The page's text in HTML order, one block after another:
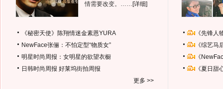
情需要改变。…… [详细]
《秘密天使》陈翔情迷金素恩YURA
NewFace张俪：不怕定型“物质女”
明星时尚周报：女明星的欲望衣橱
日韩时尚周报 好莱坞街拍周报
更多 >>
《先锋
《综艺
《
《夏日